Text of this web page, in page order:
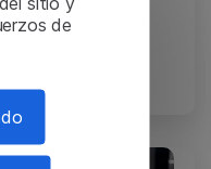
de
de